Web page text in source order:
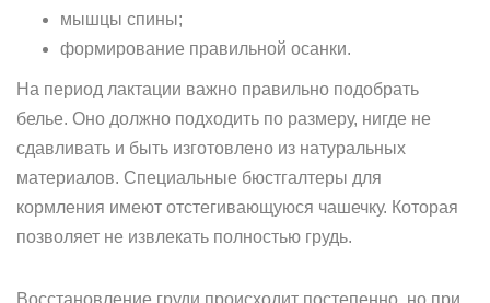
мышцы спины;
формирование правильной осанки.
На период лактации важно правильно подобрать
белье. Оно должно подходить по размеру, нигде не
сдавливать и быть изготовлено из натуральных
материалов. Специальные бюстгалтеры для
кормления имеют отстегивающуюся чашечку. Которая
позволяет не извлекать полностью грудь.
Восстановление груди происходит постепенно, но при